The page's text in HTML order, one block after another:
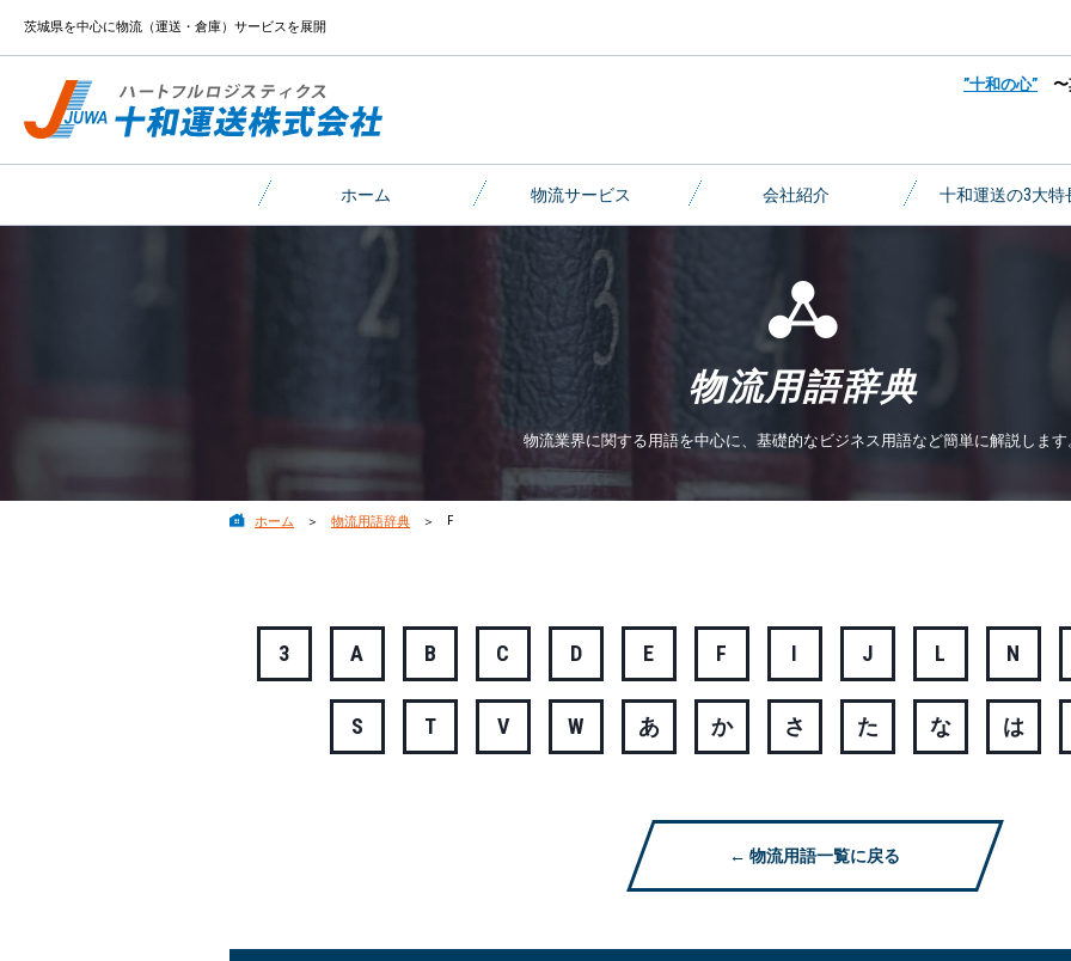
茨城県を中心に物流（運送・倉庫）サービスを展開
”十和の心”
ホーム 物流サービス 会社紹介 十和運送の3大特
物流用語辞典
物流業界に関する用語を中心に、 基礎的なビジネス用語など簡単に解説します
ホーム 物流用語辞典 F
3 A B C D E F I J L N
S T V W あ か さ た な は